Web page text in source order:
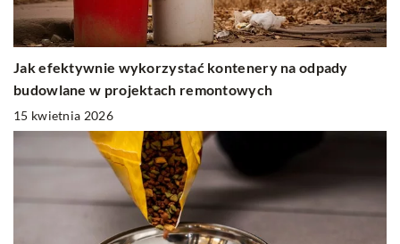
Jak efektywnie wykorzystać kontenery na odpady
budowlane w projektach remontowych
15 kwietnia 2026